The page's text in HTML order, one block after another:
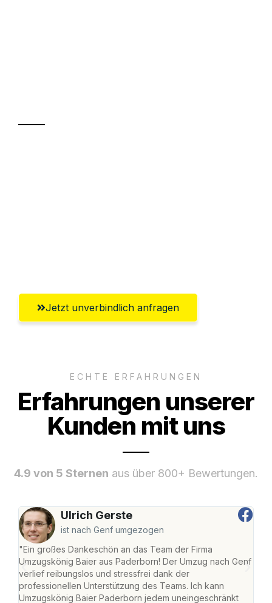
Jetzt unverbindlich anfragen
ECHTE ERFAHRUNGEN
Erfahrungen unserer
Kunden mit uns
4.9 von 5 Sternen aus über 800+ Bewertungen.
Ulrich Gerste
ist nach Genf umgezogen
"Ein großes Dankeschön an das Team der Firma
Umzugskönig Baier aus Paderborn! Der Umzug nach Genf
verlief reibungslos und stressfrei dank der
professionellen Unterstützung des Teams. Ich kann
Umzugskönig Baier Paderborn jedem uneingeschränkt